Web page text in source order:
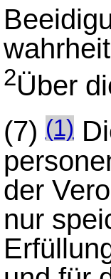
2Über
(7)(1)
der
nur